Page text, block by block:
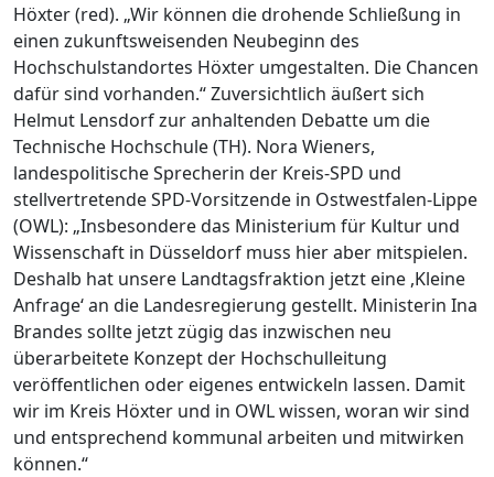
Höxter (red). „Wir können die drohende Schließung in
einen zukunftsweisenden Neubeginn des
Hochschulstandortes Höxter umgestalten. Die Chancen
dafür sind vorhanden.“ Zuversichtlich äußert sich
Helmut Lensdorf zur anhaltenden Debatte um die
Technische Hochschule (TH). Nora Wieners,
landespolitische Sprecherin der Kreis-SPD und
stellvertretende SPD-Vorsitzende in Ostwestfalen-Lippe
(OWL): „Insbesondere das Ministerium für Kultur und
Wissenschaft in Düsseldorf muss hier aber mitspielen.
Deshalb hat unsere Landtagsfraktion jetzt eine ,Kleine
Anfrage‘ an die Landesregierung gestellt. Ministerin Ina
Brandes sollte jetzt zügig das inzwischen neu
überarbeitete Konzept der Hochschulleitung
veröffentlichen oder eigenes entwickeln lassen. Damit
wir im Kreis Höxter und in OWL wissen, woran wir sind
und entsprechend kommunal arbeiten und mitwirken
können.“